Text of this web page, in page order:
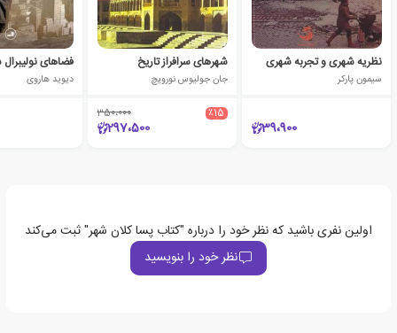
نظریه شهری و تجربه شهری
سیمون پارکر
39،900
شهرهای سرافراز تاریخ
جان جولیوس نورویچ
٪15 350،000
297،500
فضاهای
دیوید هاروی
اولین نفری باشید که نظر خود را درباره "کتاب پسا کلان شهر" ثبت می‌کند
نظر خود را بنویسید